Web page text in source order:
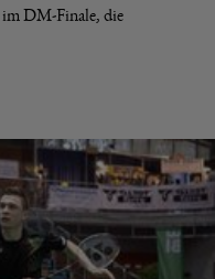
im DM-Finale, die